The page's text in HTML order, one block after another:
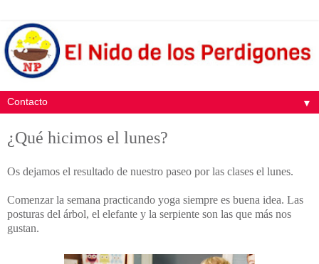
▼
¿Qué hicimos el lunes?
Os dejamos el resultado de nuestro paseo por las clases el lunes.
Comenzar la semana practicando yoga siempre es buena idea. Las
posturas del árbol, el elefante y la serpiente son las que más nos
gustan.